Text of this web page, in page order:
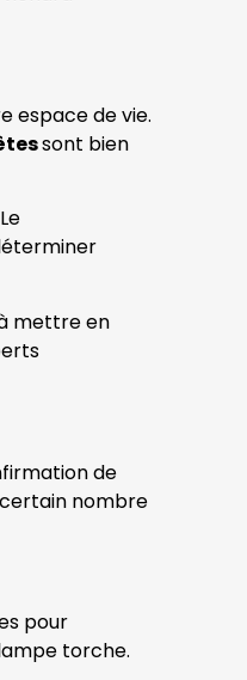
espace de vie.
sont bien
mettre en
de
nombre
pour
torche.